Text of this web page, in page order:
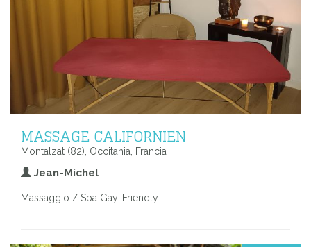
MASSAGE CALIFORNIEN
Montalzat (82), Occitania, Francia
Jean-Michel
Massaggio / Spa Gay-Friendly